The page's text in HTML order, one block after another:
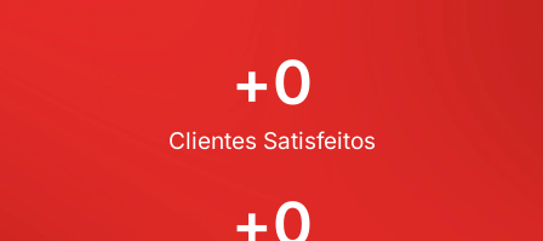
Clientes Satisfeitos
+0
+0